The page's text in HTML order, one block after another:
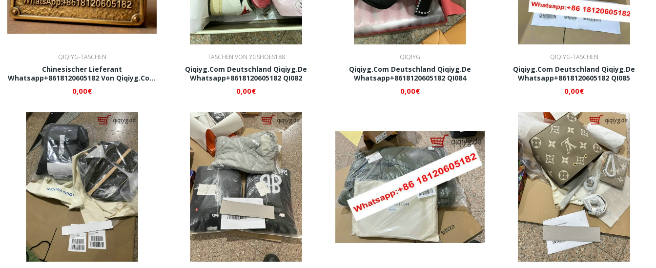
QIQIYG-TASCHEN
Chinesischer Lieferant
Whatsapp+8618120605182 Von Qiqiyg.com
Festival- Und Partymode 2025 –
Großhandelslieferant!
0,00€
TASCHEN VON YGSHOES188
Qiqiyg.com Deutschland Qiqiyg.de
Whatsapp+8618120605182 QI082
0,00€
QIQIYG
Qiqiyg.com Deutschland Qiqiyg.de
Whatsapp+8618120605182 QI084
0,00€
QIQIYG-TASCHEN
Qiqiyg.com Deutschland Qiqiyg.de
Whatsapp+8618120605182 QI085
0,00€